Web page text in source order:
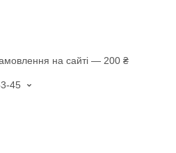
на сайті — 200 ₴
45